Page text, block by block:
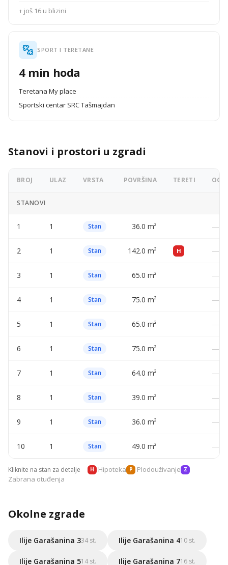
+ još 16 u blizini
SPORT I TERETANE
4 min hoda
Teretana My place
Sportski centar SRC Tašmajdan
Stanovi i prostori u zgradi
BROJ ULAZ VRSTA POVRŠINA TERETI
STANOVI
1 1 Stan 36.0 m² —
2 1 Stan 142.0 m² H —
3 1 Stan 65.0 m² —
4 1 Stan 75.0 m² —
5 1 Stan 65.0 m² —
6 1 Stan 75.0 m² —
7 1 Stan 64.0 m² —
8 1 Stan 39.0 m² —
9 1 Stan 36.0 m² —
10 1 Stan 49.0 m² —
Kliknite na stan za detalje H Hipoteka P Plodouživanje Z
Zabrana otuđenja
Okolne zgrade
Ilije Garašanina 334 st. Ilije Garašanina 410 st.
Ilije Garašanina 514 st. Ilije Garašanina 716 st.